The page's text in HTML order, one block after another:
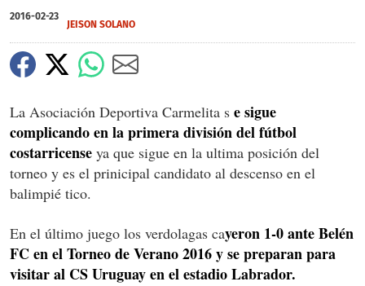
2016-02-23
JEISON SOLANO
La Asociación Deportiva Carmelita s e sigue
complicando en la primera división del fútbol
costarricense ya que sigue en la ultima posición del
torneo y es el prinicipal candidato al descenso en el
balimpié tico.
En el último juego los verdolagas cayeron 1-0 ante Belén
FC en el Torneo de Verano 2016 y se preparan para
visitar al CS Uruguay en el estadio Labrador.